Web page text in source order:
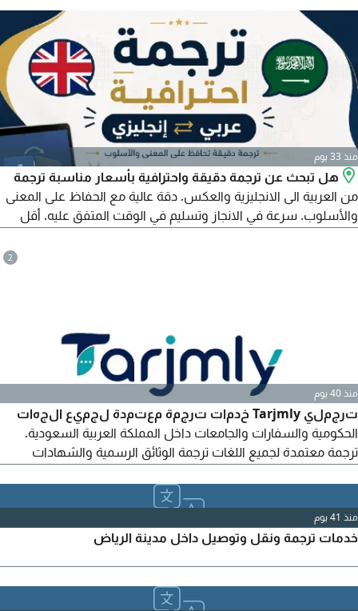
(تأشيرة عائلية) شهادات الزواج والميلاد - الشهادات التعليمية -
التقارير الطبية - ترجمة جواز السفر والهوية - المستندات القانونية -
جميع المعاملات الحكومية تواصل معنا مباشرة
منذ 33 يوم
هل تبحث عن ترجمة دقيقة واحترافية بأسعار مناسبة ترجمة
من العربية الى الانجليزية والعكس. دقة عالية مع الحفاظ على المعنى
والأسلوب. سرعة في الانجاز وتسليم في الوقت المتفق عليه. أقل
للطباعة أو الارسال. ترجمة التقارير الطبية، العقود، الخطابات، السيرة2
منذ 40 يوم
ترجملي Tarjmly خدمات ترجمة معتمدة لجميع الجهات
الحكومية والسفارات والجامعات داخل المملكة العربية السعودية.
ترجمة معتمدة لجميع اللغات ترجمة الوثائق الرسمية والشهادات
منذ 41 يوم
خدمات ترجمة ونقل وتوصيل داخل مدينة الرياض